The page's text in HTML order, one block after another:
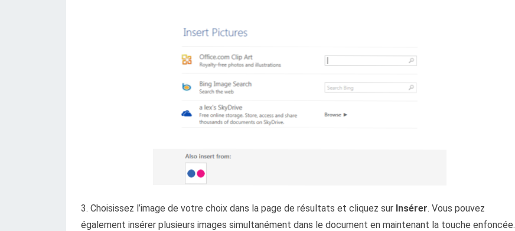
3. Choisissez l’image de votre choix dans la page de résultats et cliquez sur Insérer. Vous pouvez
également insérer plusieurs images simultanément dans le document en maintenant la touche enfoncée.